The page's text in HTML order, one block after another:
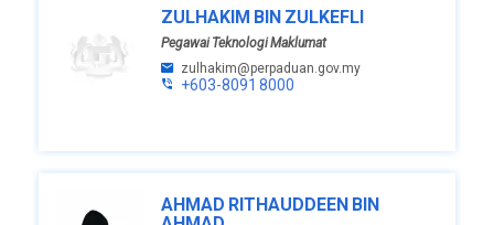
ZULHAKIM BIN ZULKEFLI
Pegawai Teknologi Maklumat
zulhakim@perpaduan.gov.my
+603-8091 8000
AHMAD RITHAUDDEEN BIN